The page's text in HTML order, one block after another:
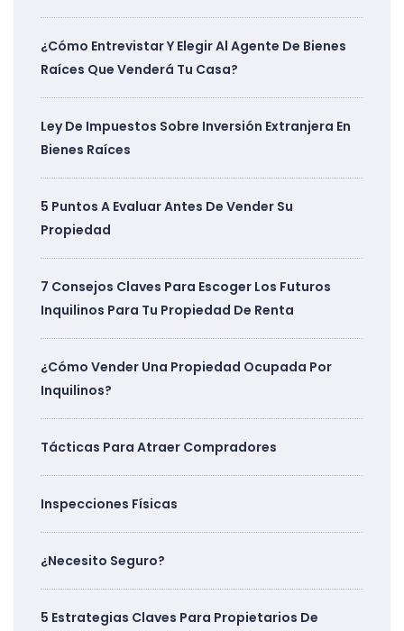
¿Cómo Entrevistar Y Elegir Al Agente De Bienes
Raíces Que Venderá Tu Casa?
Ley De Impuestos Sobre Inversión Extranjera En
Bienes Raíces
5 Puntos A Evaluar Antes De Vender Su
Propiedad
7 Consejos Claves Para Escoger Los Futuros
Inquilinos Para Tu Propiedad De Renta
¿Cómo Vender Una Propiedad Ocupada Por
Inquilinos?
Tácticas Para Atraer Compradores
Inspecciones Físicas
¿Necesito Seguro?
5 Estrategias Claves Para Propietarios De